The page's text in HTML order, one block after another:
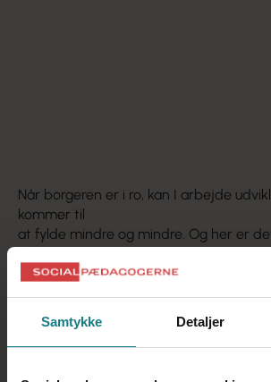
Samtykke Detaljer
Når borgeren er i ro, kan I arbejde
kommer til
at fylde mindre og mindre. Og her er
Hart.
traumer og udviklingstraumer. Den
til udviklingsstøtte, når borgeren er i ro,